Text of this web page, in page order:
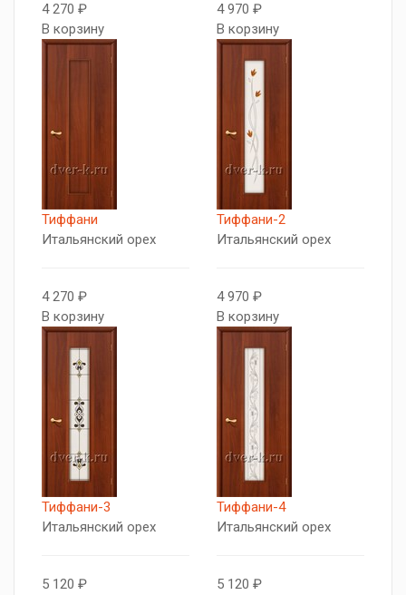
4 270 ₽
В корзину
4 970 ₽
В корзину
Тиффани
Итальянский орех
4 270 ₽
В корзину
Тиффани-2
Итальянский орех
4 970 ₽
В корзину
Тиффани-3
Итальянский орех
5 120 ₽
Тиффани-4
Итальянский орех
5 120 ₽